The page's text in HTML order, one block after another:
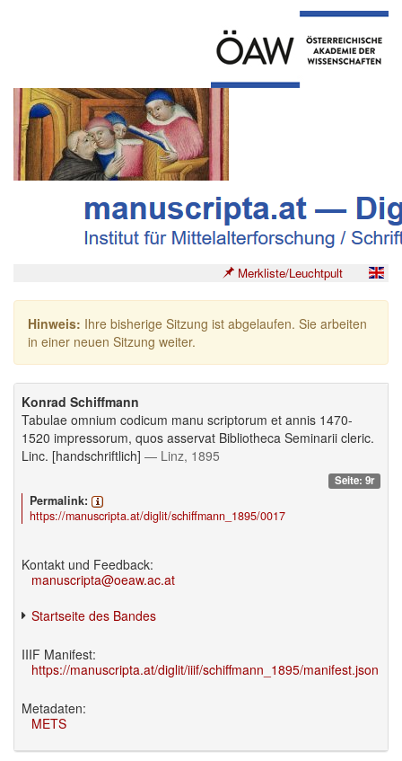
Merkliste/Leuchtpult
Hinweis: Ihre bisherige Sitzung ist abgelaufen. Sie arbeiten
in einer neuen Sitzung weiter.
Konrad Schiffmann
Tabulae omnium codicum manu scriptorum et annis 1470-
1520 impressorum, quos asservat Bibliotheca Seminarii cleric.
Linc. [handschriftlich] — Linz, 1895
Seite: 9r
Permalink:
https://manuscripta.at/diglit/schiffmann_1895/0017
Kontakt und Feedback:
manuscripta@oeaw.ac.at
Startseite des Bandes
IIIF Manifest:
https://manuscripta.at/diglit/iiif/schiffmann_1895/manifest.json
Metadaten:
METS